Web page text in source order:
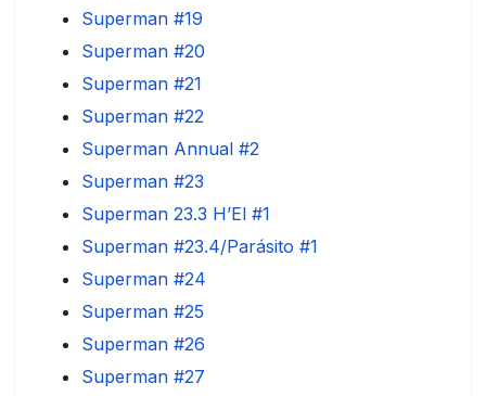
Superman #19
Superman #20
Superman #21
Superman #22
Superman Annual #2
Superman #23
Superman 23.3 H’El #1
Superman #23.4/Parásito #1
Superman #24
Superman #25
Superman #26
Superman #27